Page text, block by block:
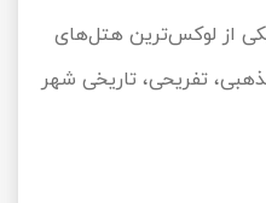
از لوکس‌ترین هتل‌های
تفریحی، تاریخی شهر